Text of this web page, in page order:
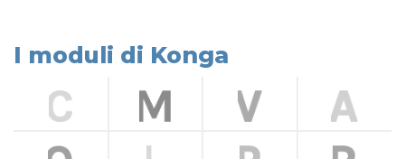
I moduli di Konga